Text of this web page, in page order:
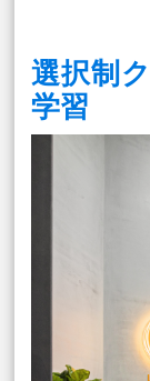
選択制
学習